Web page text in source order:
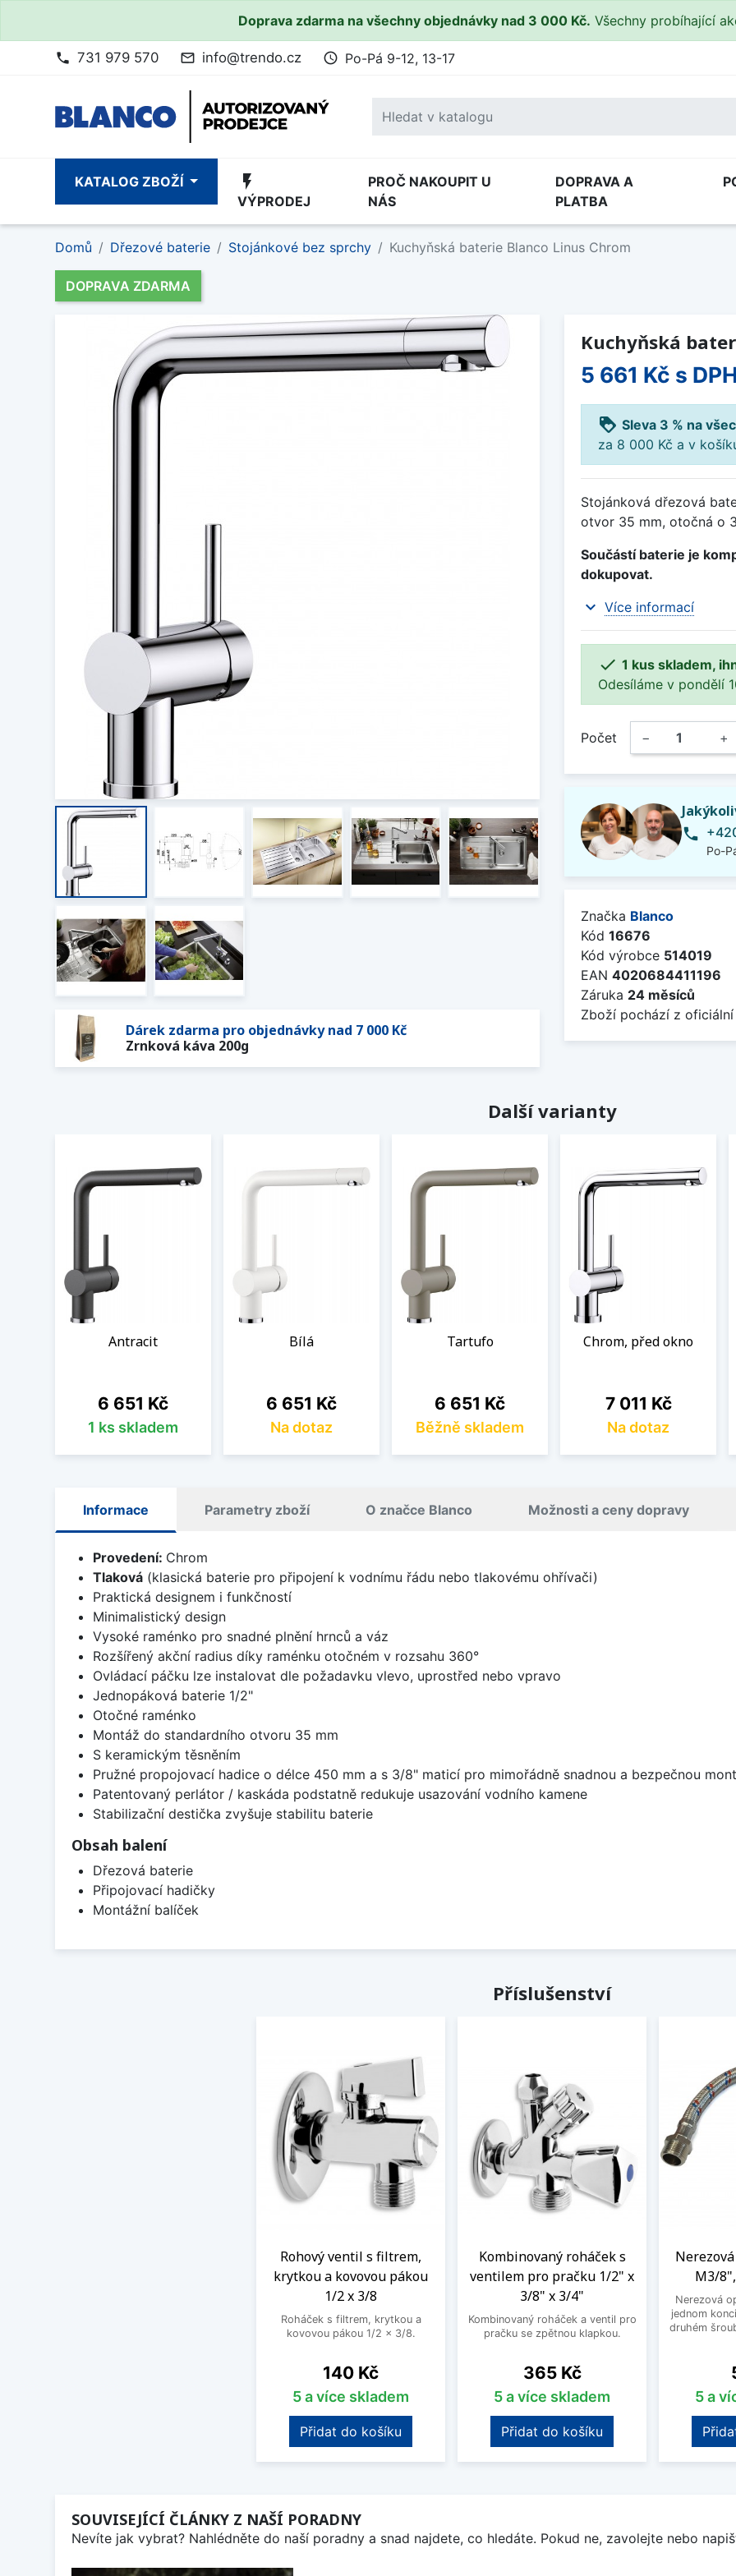
Doprava zdarma na všechny objednávky nad 3 000 Kč. Všechny probíhající
phone 731 979 570 mail_outline info@trendo.cz access_time Po-Pá 9-12, 13-17
KATALOG ZBOŽÍ flash_on
VÝPRODEJ
PROČ NAKOUPIT U
NÁS
DOPRAVA A
PLATBA
Domů Dřezové baterie Stojánkové bez sprchy Kuchyňská baterie Blanco Linus Chrom
DOPRAVA ZDARMA
Dárek zdarma pro objednávky nad 7 000 Kč
Zrnková káva 200g
Kuchyňská
5 661 Kč s
loyalty Sleva 3 % na
za 8 000 Kč a v
Stojánková dřezová
otvor 35 mm, otočná o
Součástí baterie je
dokupovat.
expand_more Více informací
 1 kus skladem,
Odesíláme v pondělí
Počet − +
phone
Po-
Značka Blanco
Kód 16676
Kód výrobce 514019
EAN 4020684411196
Záruka 24 měsíců
Zboží pochází z
Další varianty
Antracit
Cena
6 651 Kč
1 ks skladem
Bílá
Cena
6 651 Kč
Na dotaz
Tartufo
Cena
6 651 Kč
Běžně skladem
Chrom, před okno
Cena
7 011 Kč
Na dotaz
Informace Parametry zboží O značce Blanco Možnosti a ceny dopravy
Provedení: Chrom
Tlaková(klasická baterie pro připojení k vodnímu řádu nebo tlakovému ohřívači)
Praktická designem i funkčností
Minimalistický design
Vysoké raménko pro snadné plnění hrnců a váz
Rozšířený akční radius díky raménku otočném v rozsahu 360°
Ovládací páčku lze instalovat dle požadavku vlevo, uprostřed nebo vpravo
Jednopáková baterie 1/2"
Otočné raménko
Montáž do standardního otvoru 35 mm
S keramickým těsněním
Pružné propojovací hadice o délce 450 mm a s 3/8" maticí pro mimořádně snadnou a bezpečnou
Patentovaný perlátor / kaskáda podstatně redukuje usazování vodního kamene
Stabilizační destička zvyšuje stabilitu baterie
Obsah balení
Dřezová baterie
Připojovací hadičky
Montážní balíček
Příslušenství
Rohový ventil s filtrem,
krytkou a kovovou pákou
1/2 x 3/8
Roháček s filtrem, krytkou a
kovovou pákou 1/2 x 3/8.
Cena
140 Kč
5 a více skladem
Přidat do košíku
Kombinovaný roháček s
ventilem pro pračku 1/2" x
3/8" x 3/4"
Kombinovaný roháček a ventil pro
pračku se zpětnou klapkou.
Cena
365 Kč
5 a více skladem
Přidat do košíku
M3/
Nerezová
jednom
druhém
5 a
SOUVISEJÍCÍ ČLÁNKY Z NAŠÍ PORADNY
Nevíte jak vybrat? Nahlédněte do naší poradny a snad najdete, co hledáte. Pokud ne, zavolejte nebo